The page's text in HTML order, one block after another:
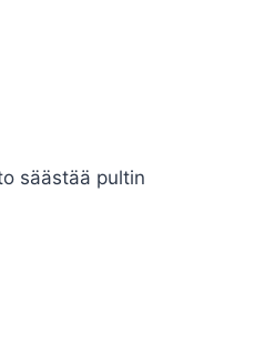
säästää pultin